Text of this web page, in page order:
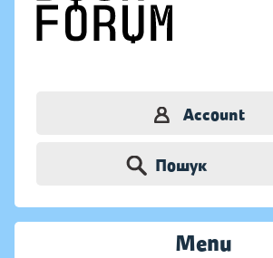
Account
Пошук
Menu